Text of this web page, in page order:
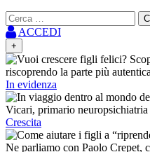
Ricerca
per:ACCEDI
+
In evidenza
Crescita